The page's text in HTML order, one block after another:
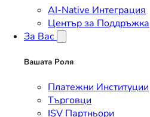
AI-Native Интеграция
Център за Поддръжка
За Вас
Вашата Роля
Платежни Институции
Търговци
ISV Партньори